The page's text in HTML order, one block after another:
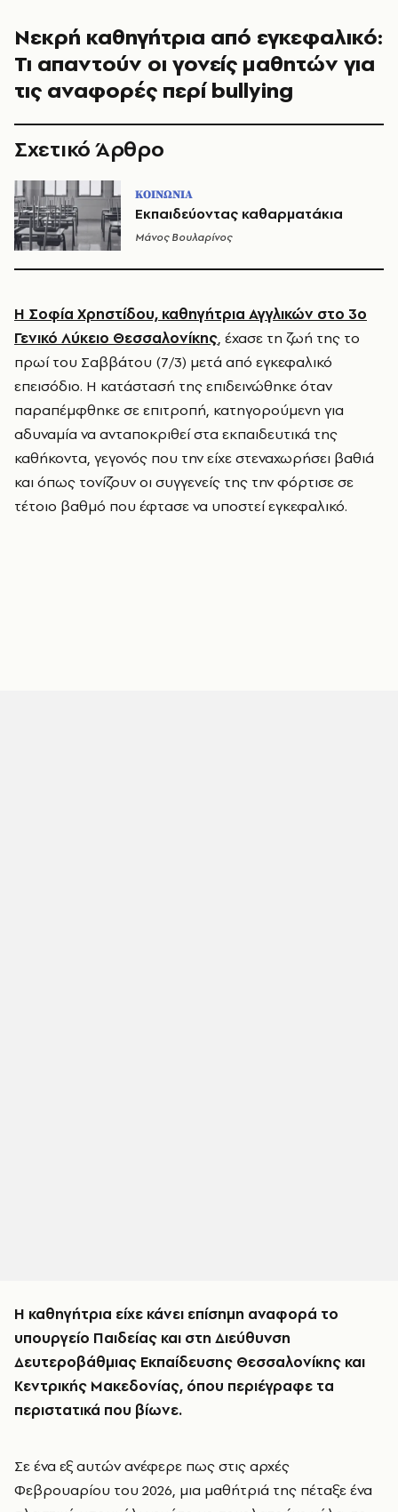
Νεκρή καθηγήτρια από εγκεφαλικό:
Τι απαντούν οι γονείς μαθητών για
τις αναφορές περί bullying
Σχετικό Άρθρο
ΚΟΙΝΩΝΙΑ
Εκπαιδεύοντας καθαρματάκια
Μάνος Βουλαρίνος
Η Σοφία Χρηστίδου, καθηγήτρια Αγγλικών στο 3ο
Γενικό Λύκειο Θεσσαλονίκης, έχασε τη ζωή της το
πρωί του Σαββάτου (7/3) μετά από εγκεφαλικό
επεισόδιο. Η κατάστασή της επιδεινώθηκε όταν
παραπέμφθηκε σε επιτροπή, κατηγορούμενη για
αδυναμία να ανταποκριθεί στα εκπαιδευτικά της
καθήκοντα, γεγονός που την είχε στεναχωρήσει βαθιά
και όπως τονίζουν οι συγγενείς της την φόρτισε σε
τέτοιο βαθμό που έφτασε να υποστεί εγκεφαλικό.
Η καθηγήτρια είχε κάνει επίσημη αναφορά το
υπουργείο Παιδείας και στη Διεύθυνση
Δευτεροβάθμιας Εκπαίδευσης Θεσσαλονίκης και
Κεντρικής Μακεδονίας, όπου περιέγραφε τα
περιστατικά που βίωνε.
Σε ένα εξ αυτών ανέφερε πως στις αρχές
Φεβρουαρίου του 2026, μια μαθήτριά της πέταξε ένα